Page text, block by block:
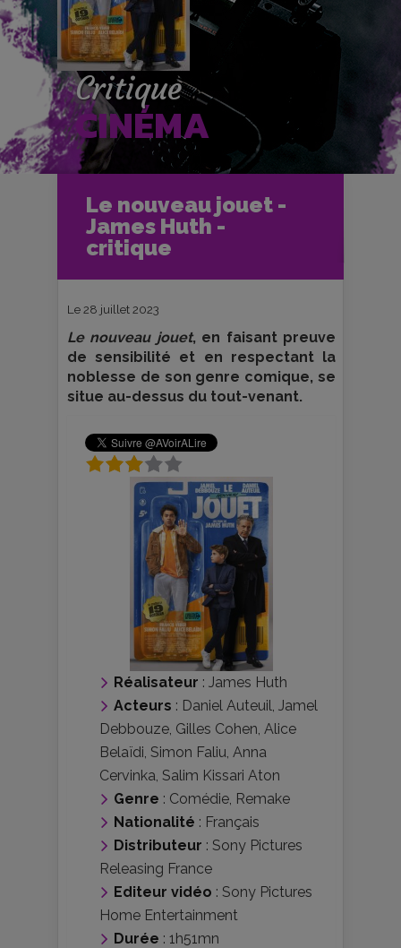
Critique
CINÉMA
Le nouveau jouet -
James Huth -
critique
Critiques et fiches films
Le nouveau jouet - James Huth -
critique
Le 28 juillet 2023
Le nouveau jouet, en faisant preuve
de sensibilité et en respectant la
noblesse de son genre comique, se
situe au-dessus du tout-venant.
Réalisateur : James Huth
Acteurs : Daniel Auteuil Jamel
Debbouze Gilles Cohen Alice
Belaïdi Simon Faliu Anna
Cervinka Salim Kissari Aton
Genre : Comédie Remake
Nationalité : Français
Distributeur : Sony Pictures
Releasing France
Editeur vidéo : Sony Pictures
Home Entertainment
Durée : 1h51mn